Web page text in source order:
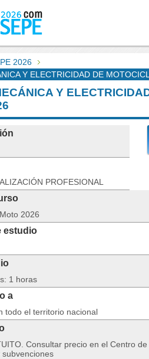
2026
Y ELECTRICIDAD DE
Y
PROFESIONAL
2026
estudio
1 horas
a
todo el territorio nacional
Consultar precio en el Centro